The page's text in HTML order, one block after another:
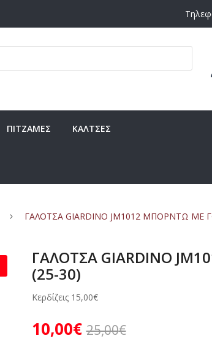
ΠΙΤΖΑΜΕΣ ΚΑΛΤΣΕΣ
ΓΑΛΟΤΣΑ GIARDINO JM1012 ΜΠΟΡΝΤΩ ΜΕ
ΓΑΛΟΤΣΑ GIARDINO
(25-30)
Κερδίζεις 15,00€
25,00€
10,00€